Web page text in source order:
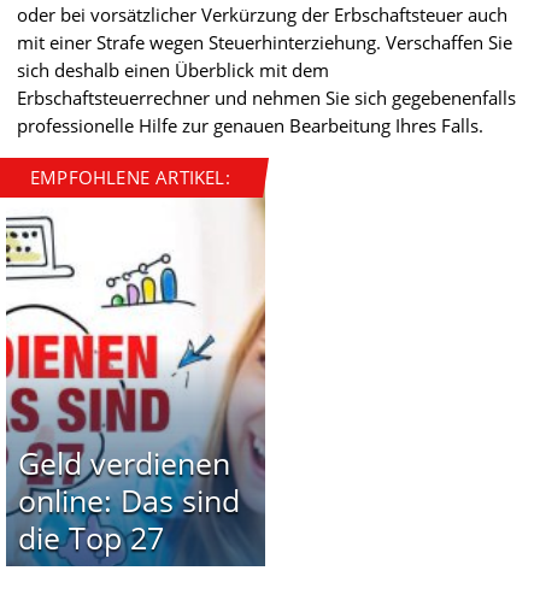
oder bei vorsätzlicher Verkürzung der Erbschaftsteuer auch
mit einer Strafe wegen Steuerhinterziehung. Verschaffen Sie
sich deshalb einen Überblick mit dem
Erbschaftsteuerrechner und nehmen Sie sich gegebenenfalls
professionelle Hilfe zur genauen Bearbeitung Ihres Falls.
EMPFOHLENE ARTIKEL:
Geld verdienen
online: Das sind
die Top 27